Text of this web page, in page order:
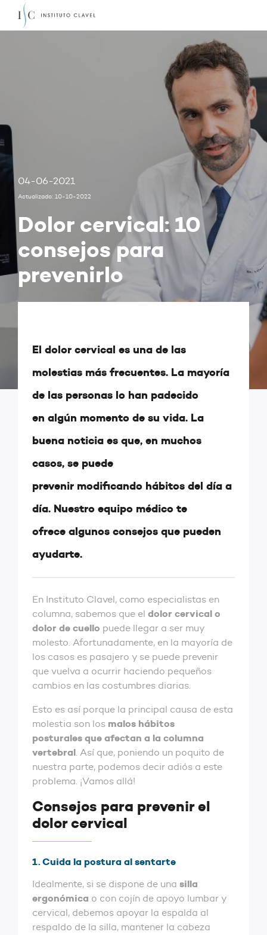
04-06-2021
Actualizado: 10-10-2022
Dolor cervical: 10
consejos para
prevenirlo
El dolor cervical es una de las
molestias más frecuentes. La mayoría
de las personas lo han padecido
en algún momento de su vida. La
buena noticia es que, en muchos
casos, se puede
prevenir modificando hábitos del día a
día. Nuestro equipo médico te
ofrece algunos consejos que pueden
ayudarte.
En Instituto Clavel, como especialistas en
columna, sabemos que el dolor cervical o
dolor de cuello puede llegar a ser muy
molesto. Afortunadamente, en la mayoría de
los casos es pasajero y se puede prevenir
que vuelva a ocurrir haciendo pequeños
cambios en las costumbres diarias.
Esto es así porque la principal causa de esta
molestia son los malos hábitos
posturales que afectan a la columna
vertebral. Así que, poniendo un poquito de
nuestra parte, podemos decir adiós a este
problema. ¡Vamos allá!
Consejos para prevenir el
dolor cervical
1. Cuida la postura al sentarte
Idealmente, si se dispone de una silla
ergonómica o con cojín de apoyo lumbar y
cervical, debemos apoyar la espalda al
respaldo de la silla, mantener la cabeza